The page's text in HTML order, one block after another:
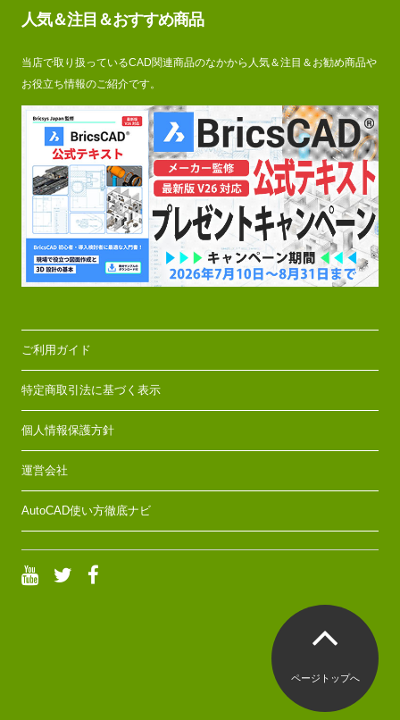
人気＆注目＆おすすめ商品
当店で取り扱っているCAD関連商品のなかから人気＆注目＆お勧め商品や
お役立ち情報のご紹介です。
ご利用ガイド
特定商取引法に基づく表示
個人情報保護方針
運営会社
AutoCAD使い方徹底ナビ
ページトップへ